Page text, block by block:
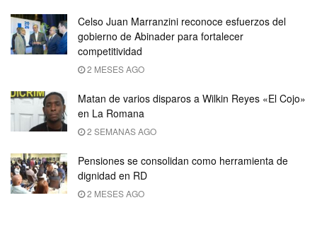
Celso Juan Marranzini reconoce esfuerzos del
gobierno de Abinader para fortalecer
competitividad
2 MESES AGO
Matan de varios disparos a Wilkin Reyes «El Cojo»
en La Romana
2 SEMANAS AGO
Pensiones se consolidan como herramienta de
dignidad en RD
2 MESES AGO